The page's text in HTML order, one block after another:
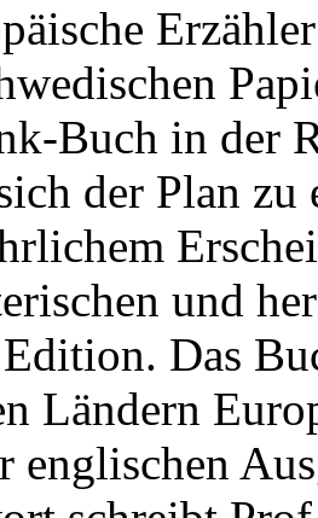
Buch in der
der Plan zu
und
Das
Ländern
englischen